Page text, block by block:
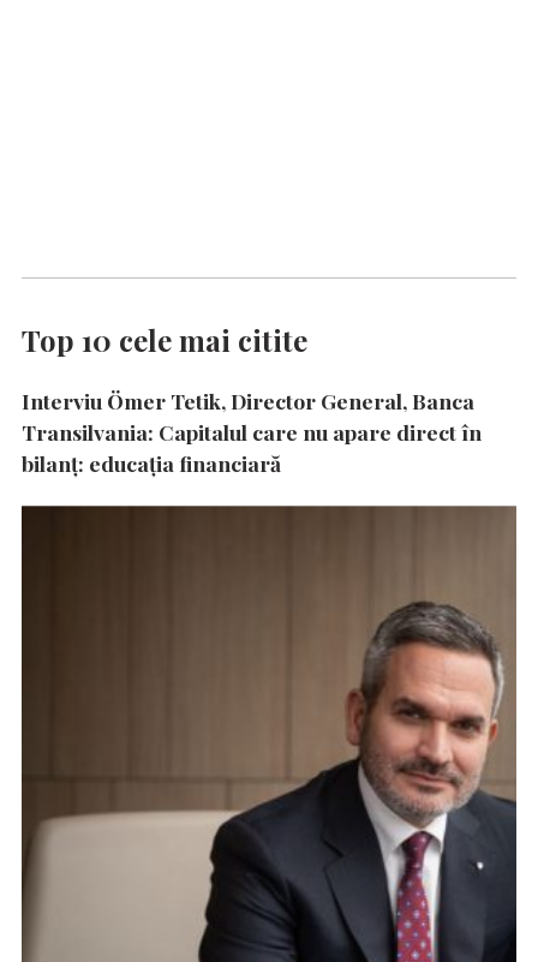
Top 10 cele mai citite
Interviu Ömer Tetik, Director General, Banca
Transilvania: Capitalul care nu apare direct în
bilanț: educația financiară